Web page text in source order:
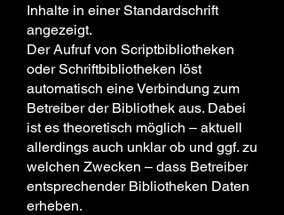
Inhalte in einer Standardschrift
angezeigt.
Der Aufruf von Scriptbibliotheken
oder Schriftbibliotheken löst
automatisch eine Verbindung zum
Betreiber der Bibliothek aus. Dabei
ist es theoretisch möglich – aktuell
allerdings auch unklar ob und ggf. zu
welchen Zwecken – dass Betreiber
entsprechender Bibliotheken Daten
erheben.